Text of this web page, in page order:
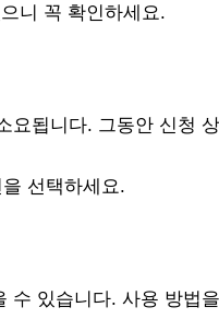
니 꼭 확인하세요.
요됩니다. 그동안 신청
선택하세요.
수 있습니다. 사용 방법